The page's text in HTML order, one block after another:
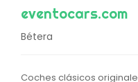
eventocars.com
Bétera
Coches clásicos